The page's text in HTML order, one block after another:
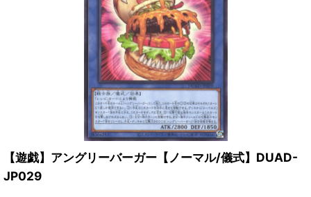
【遊戯】アングリーバーガー【ノーマル/儀式】DUAD-
JP029